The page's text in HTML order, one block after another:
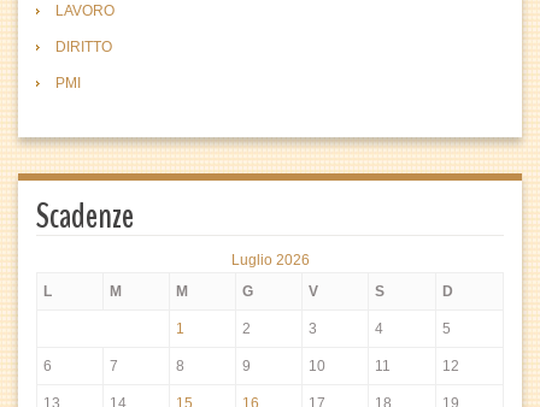
LAVORO
DIRITTO
PMI
Scadenze
Luglio 2026
L
M M G V S D
1 2 3 4 5
6 7 8 9 10 11 12
13 14 15 16 17 18 19